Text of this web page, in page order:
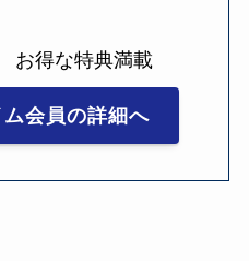
お得な特典満載
会員の詳細へ